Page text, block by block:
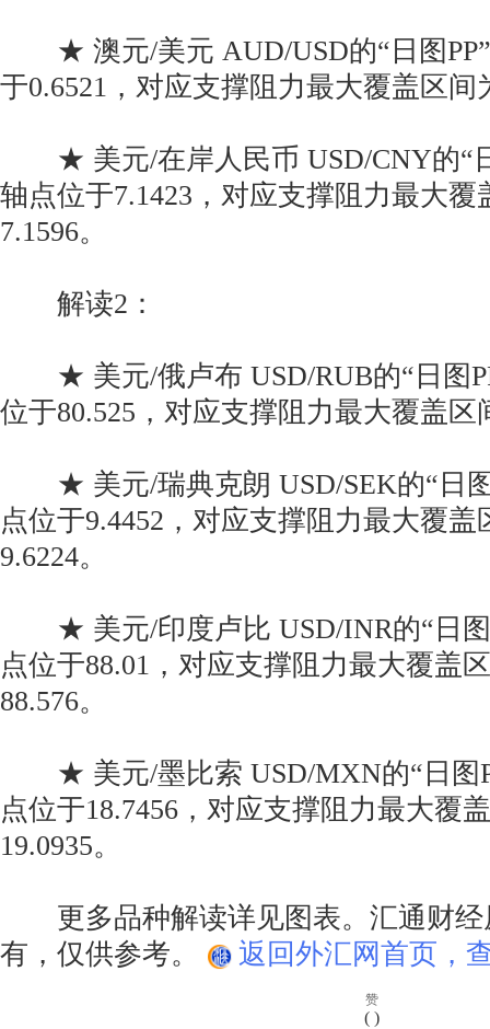
★ 澳元/美元 AUD/USD的“日图PP”
于0.6521，对应支撑阻力最大覆盖区间
★ 美元/在岸人民币 USD/CNY的“
轴点位于7.1423，对应支撑阻力最大覆
7.1596。
解读2：
★ 美元/俄卢布 USD/RUB的“日图
位于80.525，对应支撑阻力最大覆盖区
★ 美元/瑞典克朗 USD/SEK的“日图
点位于9.4452，对应支撑阻力最大覆盖
9.6224。
★ 美元/印度卢比 USD/INR的“日图
点位于88.01，对应支撑阻力最大覆盖
88.576。
★ 美元/墨比索 USD/MXN的“日图
点位于18.7456，对应支撑阻力最大覆
19.0935。
更多品种解读详见图表。汇通财经
有，仅供参考。
返回外汇网首页，
赞
( )